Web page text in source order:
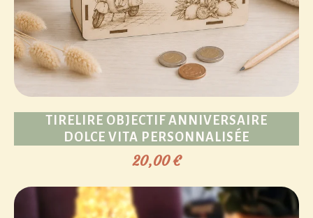
TIRELIRE OBJECTIF ANNIVERSAIRE
DOLCE VITA PERSONNALISÉE
20,00€